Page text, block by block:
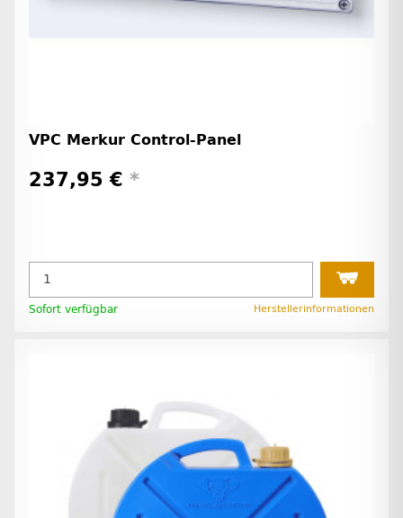
VPC Merkur Control-Panel
237,95 € *
Sofort verfügbar Herstellerinformationen